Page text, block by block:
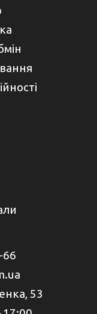
66
53